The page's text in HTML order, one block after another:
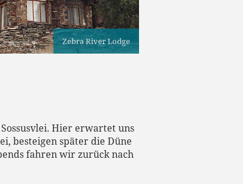
Zebra River Lodge
Hier erwartet uns
besteigen später die Düne
fahren wir zurück nach